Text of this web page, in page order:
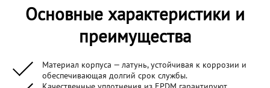
Основные характеристики и
преимущества
Материал корпуса — латунь, устойчивая к коррозии и
обеспечивающая долгий срок службы.